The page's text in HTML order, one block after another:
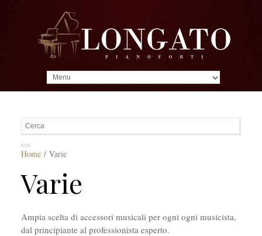
Home/ Varie
Varie
Ampia scelta di accessori musicali per ogni ogni musicista,
dal principiante al professionista esperto.